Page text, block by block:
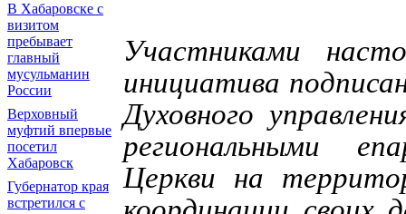
В Хабаровске с
визитом
пребывает
главный
мусульманин
России
Верховный
муфтий впервые
посетил
Хабаровск
Губернатор края
встретился с
Участниками
инициатива
Духовного
региональными
Церкви на